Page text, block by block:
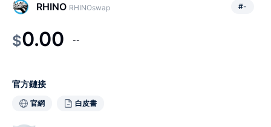
RHINO RHINOswap #-
$0.00 --
官方鏈接
官網 白皮書